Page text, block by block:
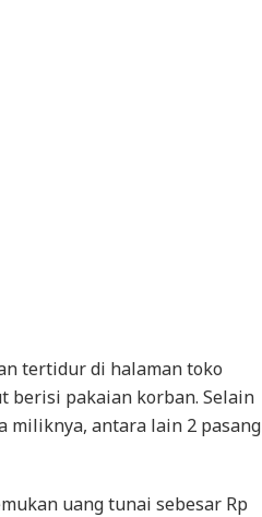
tertidur di halaman toko
berisi pakaian korban. Selain
miliknya, antara lain 2 pasang
uang tunai sebesar Rp